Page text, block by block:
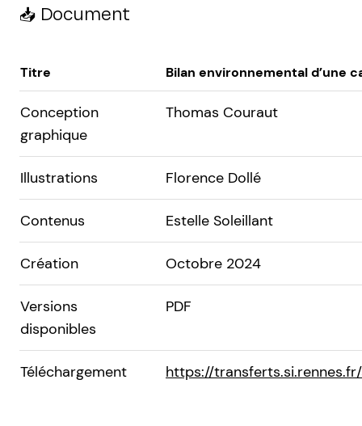
📥 Document
Titre Bilan environnemental d’une
Conception
graphique
Thomas Couraut
Illustrations Florence Dollé
Contenus Estelle Soleillant
Création Octobre 2024
Versions
disponibles
PDF
Téléchargement https://